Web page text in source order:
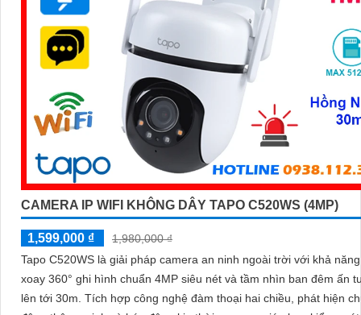
CAMERA IP WIFI KHÔNG DÂY TAPO C520WS (4MP)
1,599,000 ₫
1,980,000 ₫
Tapo C520WS là giải pháp camera an ninh ngoài trời với khả
xoay 360° ghi hình chuẩn 4MP siêu nét và tầm nhìn ban đêm ấn
lên tới 30m. Tích hợp công nghệ đàm thoại hai chiều, phát hiện chuyển